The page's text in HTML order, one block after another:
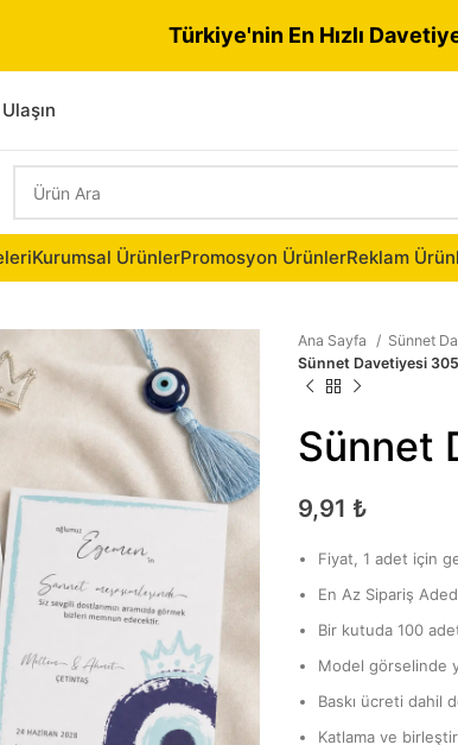
Kurumsal ÜrünlerPromosyon ÜrünlerReklam
Ana Sayfa Sünnet
Sünnet Davetiyesi
Sünnet
9,91 ₺
Fiyat, 1 adet için
En Az Sipariş
Bir kutuda 100
Model görselinde
Baskı ücreti dahil
Katlama ve
Türkiye'nin En Hızlı